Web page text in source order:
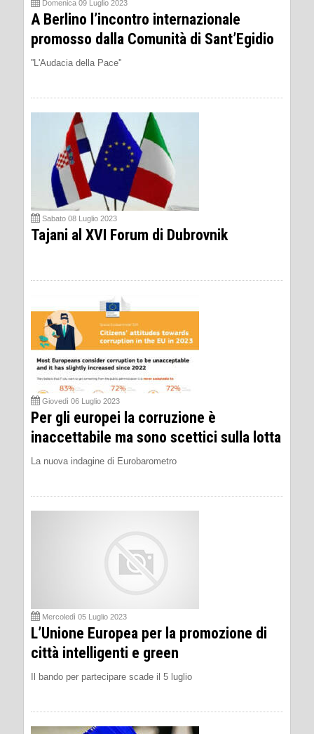
Domenica 09 Luglio 2023
A Berlino l’incontro internazionale
promosso dalla Comunità di Sant’Egidio
''L'Audacia della Pace''
Sabato 08 Luglio 2023
Tajani al XVI Forum di Dubrovnik
Giovedì 06 Luglio 2023
Per gli europei la corruzione è
inaccettabile ma sono scettici sulla lotta
La nuova indagine di Eurobarometro
Mercoledì 05 Luglio 2023
L’Unione Europea per la promozione di
città intelligenti e green
Il bando per partecipare scade il 5 luglio